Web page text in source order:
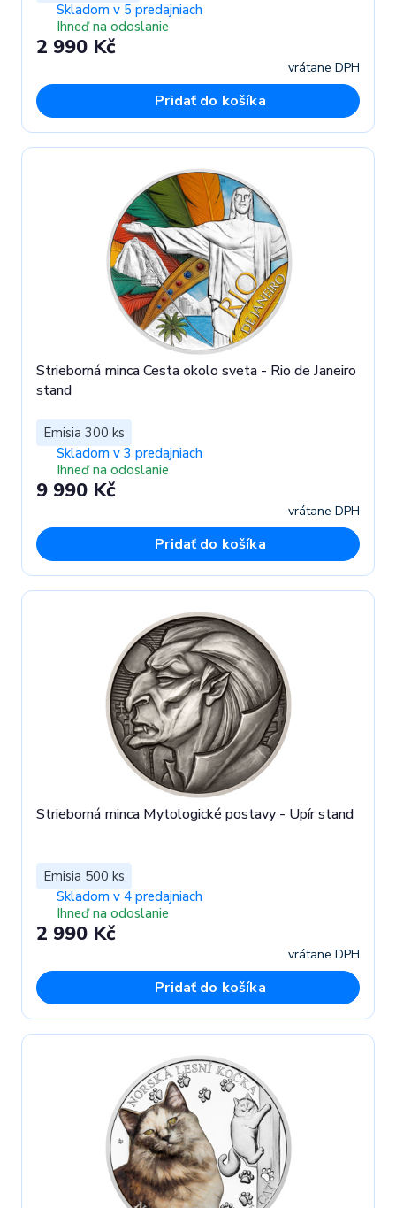
Skladom v 5 predajniach
Ihneď na odoslanie
2 990 Kč
vrátane DPH
Pridať do košíka
Strieborná minca Cesta okolo sveta - Rio de Janeiro
stand
Emisia 300 ks
Skladom v 3 predajniach
Ihneď na odoslanie
9 990 Kč
vrátane DPH
Pridať do košíka
Strieborná minca Mytologické postavy - Upír stand
Emisia 500 ks
Skladom v 4 predajniach
Ihneď na odoslanie
2 990 Kč
vrátane DPH
Pridať do košíka